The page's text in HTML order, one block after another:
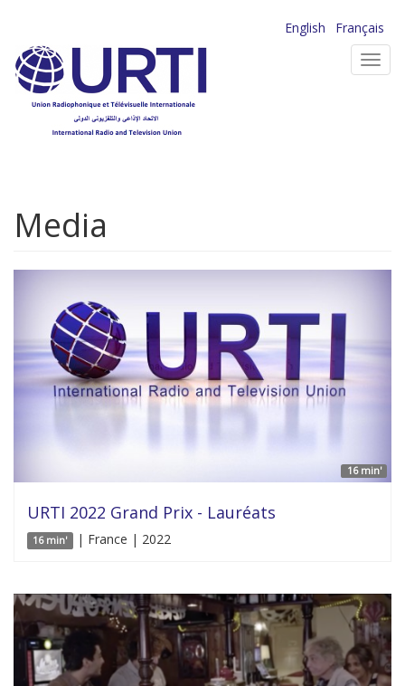
contenu
principal
English
Français
Media
16 min'
URTI 2022 Grand Prix - Lauréats
16 min' | France | 2022